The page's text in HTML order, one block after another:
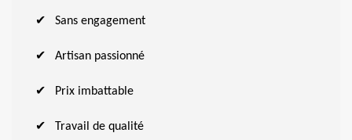
Sans engagement
Artisan passionné
Prix imbattable
Travail de qualité